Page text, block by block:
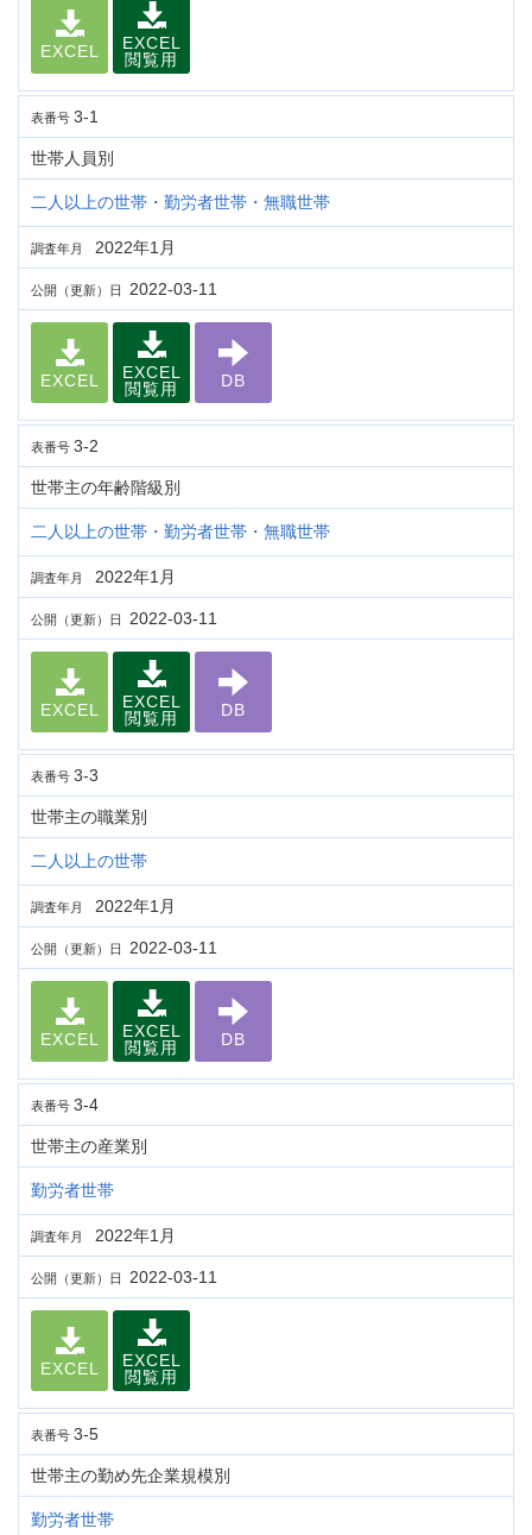
EXCEL
EXCEL
閲覧用
表番号 3-1
世帯人員別
二人以上の世帯・勤労者世帯・無職世帯
調査年月 2022年1月
公開（更新）日 2022-03-11
EXCEL
EXCEL
閲覧用
DB
表番号 3-2
世帯主の年齢階級別
二人以上の世帯・勤労者世帯・無職世帯
調査年月 2022年1月
公開（更新）日 2022-03-11
EXCEL
EXCEL
閲覧用
DB
表番号 3-3
世帯主の職業別
二人以上の世帯
調査年月 2022年1月
公開（更新）日 2022-03-11
EXCEL
EXCEL
閲覧用
DB
表番号 3-4
世帯主の産業別
勤労者世帯
調査年月 2022年1月
公開（更新）日 2022-03-11
EXCEL
EXCEL
閲覧用
表番号 3-5
世帯主の勤め先企業規模別
勤労者世帯